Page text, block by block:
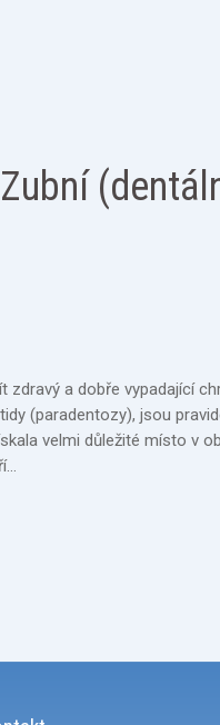
Zubní
a dobře vypadající
(paradentozy), jsou
velmi důležité místo v